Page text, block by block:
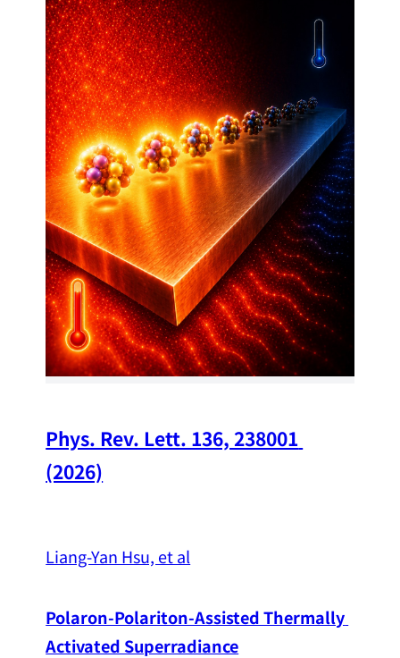
Phys. Rev. Lett. 136, 238001
(2026)
Liang-Yan Hsu, et al
Polaron-Polariton-Assisted Thermally
Activated Superradiance